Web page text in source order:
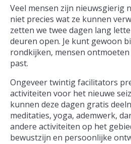
Veel mensen zijn nieuwsgierig
niet precies wat ze kunnen
zetten we twee dagen lang
deuren open. Je kunt gewoon
rondkijken, mensen
past.
Ongeveer twintig facilitators
activiteiten voor het nieuwe
kunnen deze dagen gratis
meditaties, yoga, ademwerk,
andere activiteiten op het
bewustzijn en persoonlijke